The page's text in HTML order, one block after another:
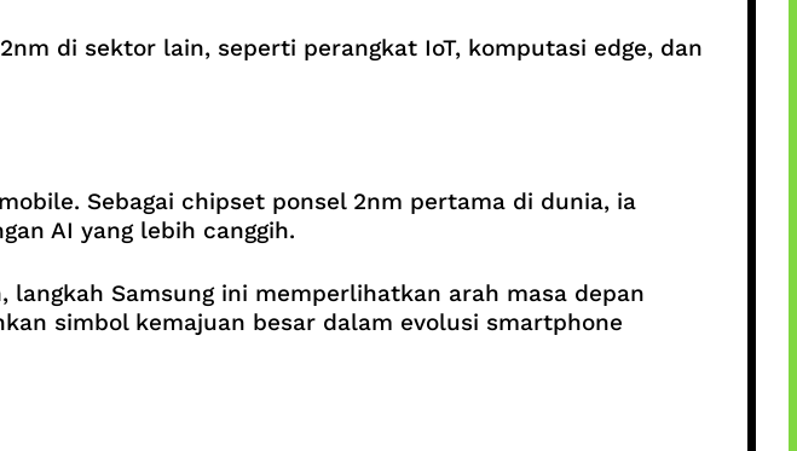
di sektor lain, seperti perangkat IoT, komputasi edge, dan
Sebagai chipset ponsel 2nm pertama di dunia, ia
AI yang lebih canggih.
Samsung ini memperlihatkan arah masa depan
simbol kemajuan besar dalam evolusi smartphone